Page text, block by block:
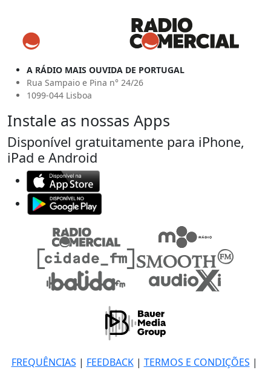
A RÁDIO MAIS OUVIDA DE PORTUGAL
Rua Sampaio e Pina n° 24/26
1099-044 Lisboa
Instale as nossas Apps
Disponível gratuitamente para iPhone,
iPad e Android
FREQUÊNCIAS | FEEDBACK| TERMOS E CONDIÇÕES |